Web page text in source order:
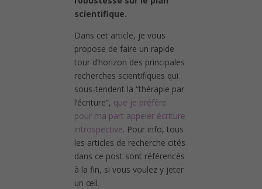
scientifique.
Dans cet article, je vous
propose de faire un rapide
tour d’horizon des principales
recherches scientifiques qui
sous-tendent la “thérapie par
l’écriture”, que je préfère
pour ma part appeler écriture
introspective. Pour info, tous
les articles de recherche cités
dans ce post sont référencés
à la fin, si vous voulez y jeter
un œil.